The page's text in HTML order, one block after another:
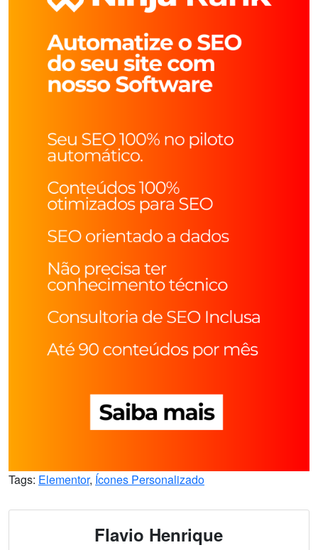
Tags: Elementor, Ícones Personalizado
Flavio Henrique